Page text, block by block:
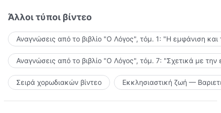
Άλλοι τύποι βίντεο
Αναγνώσεις από το βιβλίο "Ο Λόγος", τόμ. 1: "Η εμφάνιση
Αναγνώσεις από το βιβλίο "Ο Λόγος", τόμ. 7: "Σχετικά με την
Σειρά χορωδιακών βίντεο Εκκλησιαστική ζωή —